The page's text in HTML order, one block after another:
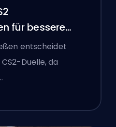
für bessere
entscheidet
Duelle, da